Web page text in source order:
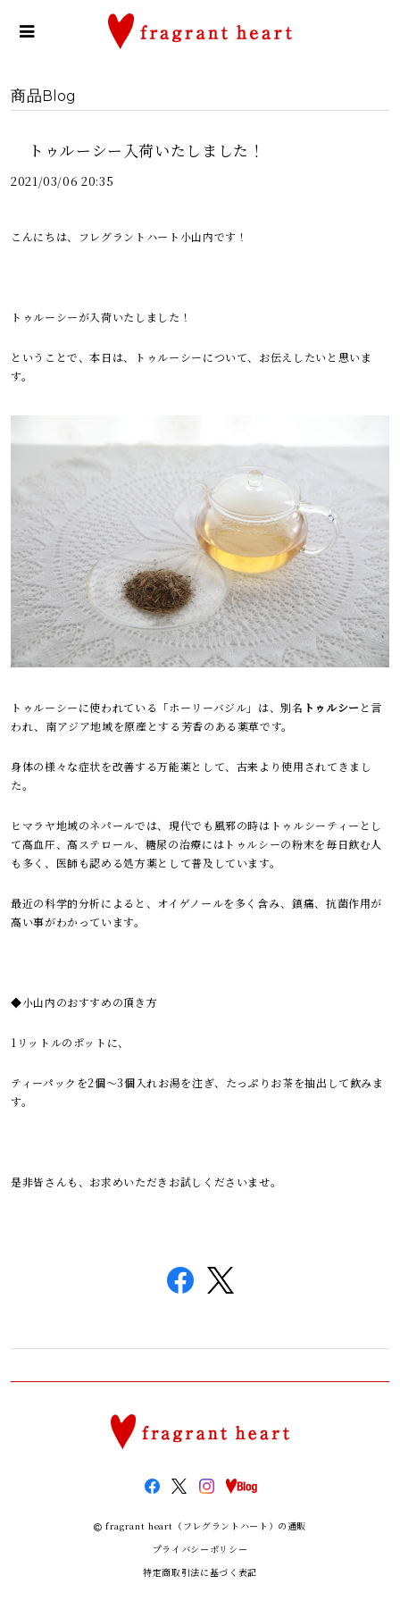
商品Blog
トゥルーシー入荷いたしました！
2021/03/06 20:35
こんにちは、 フレグラントハート小山内です！
トゥルーシーが入荷いたしました！
ということで、本日は、トゥルーシーについて、お伝えしたいと思いま
す。
トゥルーシーに使われている「ホーリーバジル」は、別名 トゥルシー と言
われ、南アジア地域を原産とする芳香のある薬草です。
身体の様々な症状を改善する万能薬として、古来より使用されてきまし
た。
ヒマラヤ地域のネパールでは、現代でも風邪の時はトゥルシーティーとし
て高血圧、高ステロール、糖尿の治療にはトゥルシーの粉末を毎日飲む人
も多く、医師も認める処方薬として普及しています。
最近の科学的分析によると、オイゲノールを多く含み、鎮痛、抗菌作用が
高い事がわかっています。
◆小山内のおすすめの頂き方
1リットルのポットに、
ティーパックを2個〜3個入れお湯を注ぎ、たっぷりお茶を抽出して飲みま
す。
是非皆さんも、お求めいただきお試しくださいませ。
fragrant heart（フレグラントハート）の通販
プライバシーポリシー
特定商取引法に基づく表記